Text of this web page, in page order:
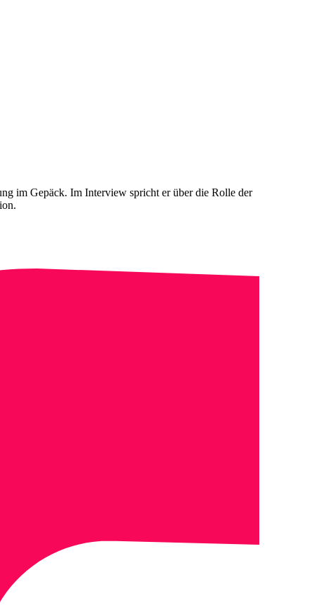
im Gepäck. Im Interview spricht er über die Rolle der